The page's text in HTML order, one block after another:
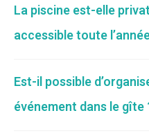
La piscine est-elle
accessible toute
Est-il possible
événement dans le gîte